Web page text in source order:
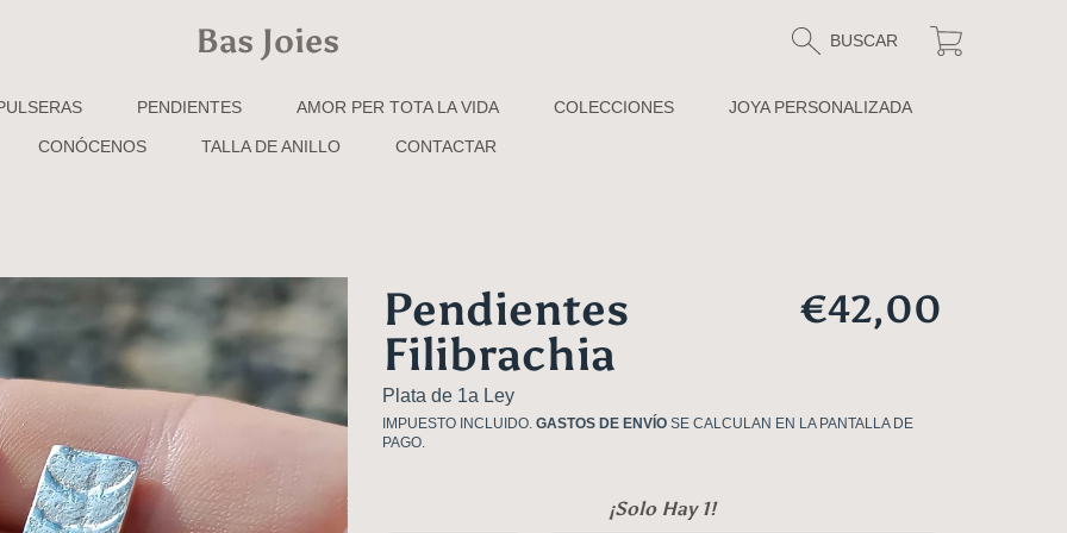
Bas Joies BUSCAR Carrito
PENDIENTES AMOR PER TOTA LA VIDA COLECCIONES JOYA PERSONALIZADA
CONÓCENOS TALLA DE ANILLO CONTACTAR
DEL PRODUCTO
Pendientes
Filibrachia
Precio
€42,00
Plata de 1a Ley
IMPUESTO INCLUIDO. GASTOS DE ENVÍOSE CALCULAN EN LA PANTALLA DE
PAGO.
¡Solo Hay 1!